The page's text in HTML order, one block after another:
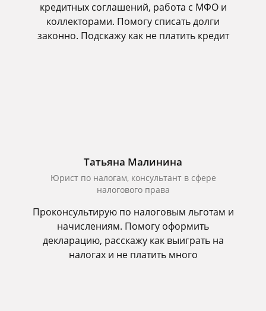
кредитных соглашений, работа с МФО и
коллекторами. Помогу списать долги
законно. Подскажу как не платить кредит
Татьяна Малинина
Юрист по налогам, консультант в сфере
налогового права
Проконсультирую по налоговым льготам и
начислениям. Помогу оформить
декларацию, расскажу как выиграть на
налогах и не платить много